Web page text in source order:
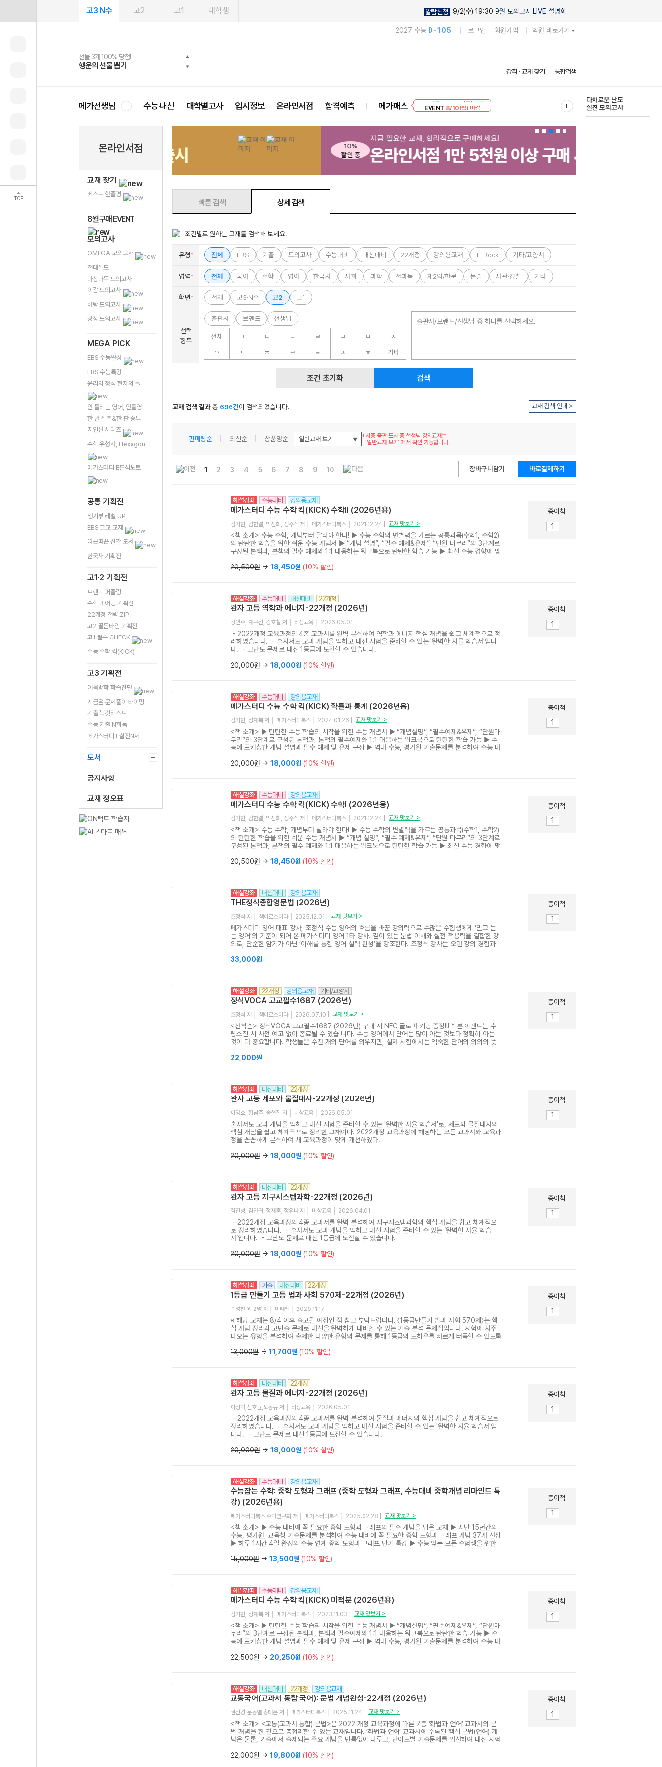
TOP
고3·N수 고2 고1 대학생 알람신청 9/2(수) 19:30 9월 모의고사 LIVE 설명회
2027 수능 D-105 로그인 회원가입 학원 바로가기
메가스터디
선물 3개 100% 당첨!
행운의 선물 뽑기
선물 100% 증정!
메가스터디 X 올리브
여름방학 스터디 캐시백
메가런 썸머스쿨
2027 러셀 단과
강사 공개선발
스마트러닝앱
설문 EVENT
메가패스
3일 무료 체험권
메가패스 수강생 무료혜택!
메가클럽 멤버십
사회공헌 캠페인
희망이룸 메가나눔
강좌 · 교재 찾기 통합검색
메가선생님 수능·내신 대학별고사 입시정보 온라인서점 합격예측 메가패스
EVENT 8/10(월) 마감
다채로운 난도
실전 모의고사
온라인서점
교재 찾기
베스트 한줄평
8월 구매 EVENT
모의고사
OMEGA 모의고사
전대실모
다상다독 모의고사
이감 모의고사
바탕 모의고사
상상 모의고사
MEGA PICK
EBS 수능완성
EBS 수능특강
윤리의 정석 현자의 돌
안 틀리는 영어, 안틀영
한 권 질주&한 판 승부
지인선 시리즈
수학 유형서, Hexagon
메가스터디 E분석노트
공통 기획전
생기부 레벨 UP
EBS 고교 교재
따끈따끈 신간 도서
한국사 기획전
고1·2 기획전
브랜드 퍼즐링
수학 페어링 기획전
22개정 전략.ZIP
고2 골든타임 기획전
고1 필수 CHECK
수능 수학 킥(KICK)
고3 기획전
여름방학 학습진단
지금은 문제풀이 타이밍
기출 북킷리스트
수능 기출 N회독
메가스터디 E실전N제
도서
공지사항
교재 정오표
지금 필요한 교재, 합리적으로 구매하세요!
온라인서점 1만 5천원 이상 구매 시 배송비 0원
빠른 검색 상세 검색
조건별로 원하는 교재를 검색해 보세요.
유형* 전체 EBS 기출 모의고사 수능대비 내신대비 22개정 강의용교재 E-Book 기타/교양서
영역* 전체 국어 수학 영어 한국사 사회 과학 전과목 제2외/한문 논술 사관·경찰 기타
학년* 전체 고3·N수 고2 고1
선택
항목
출판사 브랜드 선생님
전체 ㄱ ㄴ ㄷ ㄹ ㅁ ㅂ
ㅅ
ㅇ
ㅈ ㅊ ㅋ ㅌ ㅍ ㅎ 기타
출판사/브랜드/선생님 중 하나를 선택하세요.
조건 초기화 검색
교재 검색 결과총 696건이 검색되었습니다. 교재 검색 안내 >
판매량순 최신순 상품명순
시중 출판 도서 중 선생님 강의교재는
‘일반교재 보기’ 에서 확인 가능합니다.
보기
보기
1 2 3 4 5 6 7 8 9 10 장바구니담기 바로결제하기
해설강좌 수능대비 강의용교재
메가스터디 수능 수학 킥(KICK) 수학II (2026년용)
김기현, 김한결, 박진희, 정주식 저 │ 메가스터디북스 │ 2021.12.24 | 교재 맛보기 >
<책 소개> 수능 수학, 개념부터 달라야 한다! ▶ 수능 수학의 변별력을 가르는 공통과목(수학1, 수학2)
의 탄탄한 학습을 위한 쉬운 수능 개념서 ▶ “개념 설명”, “필수 예제&유제”, “단원 마무리”의 3단계로
구성된 본책과, 본책의 필수 예제와 1:1 대응하는 워크북으로 탄탄한 학습 가능 ▶ 최신 수능 경향에 맞
(강의 유료) <교재 특장점> ▶ 수능 필수 개념만을 모아 체계적으로 정리, 설명 수능 필수 개념과 개
“4점 준비”로 구분한 필수 예제를 제시했고, “수능 link”, “수능 key”에서 필수 예제가 실제 수능에 어
떻게 출제될 수 있는지와 해당 문제를 해결하기 위한 핵심 개념 또는 원리를 제시했습니다. ▶ 실전
에 더욱 강하게 대비할 수 있는 단원 마무리 필수 예제보다 난도가 조금 높거나 2개 이상의 개념을 사
용하여 해결할 수 있는 어려운 3점 수준의 문제를 수록했습니다. 또한, 마지막 문제로 기출문제를 제시
했습니다. ▶ plus 별책인 WORKBOOK 제공 본책의 필수 예제와 1:1 매칭을 이루는 문제들을 1쪽
(3~4문제)씩 제시하여 수능 필수 예제를 확실하게 마스터할 수 있게 했습니다. <출판사 리뷰> 시중
의 내신 대비용 개념서만으로 수능 공부를 시작하는 것에는 어려움이 있습니다. 또한 수학 영역 공통과
목이 수능의 변별력을 가르는 상황이 지속될 전망이고, 수능에서 중간난도 문항이 늘어남에 따라 기본
개념 학습에 충실해야 해야 고득점을 받을 수 있게 되었습니다. 수능에 포커싱한 개념서 “수능 수학
KICK”의 “개념 설명과 그에 따른 수능 IDEA, 필수 예제 & 유제” 등을 이용하여 수능 공부를 시작해보
20,500원 → 18,450원 (10% 할인)
종이책
해설강좌 수능대비 내신대비 22개정
완자 고등 역학과 에너지-22개정 (2026년)
장인수, 채규선, 강호철 저 │ 비상교육 │ 2026.05.01
- 2022개정 교육과정의 4종 교과서를 완벽 분석하여 역학과 에너지 핵심 개념을 쉽고 체계적으로 정
리하였습니다. - 혼자서도 교과 개념을 익히고 내신 시험을 준비할 수 있는 '완벽한 자율 학습서'입니
다. - 고난도 문제로 내신 1등급에 도전할 수 있습니다.
20,000원 → 18,000원 (10% 할인)
종이책
해설강좌 수능대비 강의용교재
메가스터디 수능 수학 킥(KICK) 확률과 통계 (2026년용)
김기현, 정재복 저 │ 메가스터디북스 │ 2024.01.26 | 교재 맛보기 >
<책 소개> ▶ 탄탄한 수능 학습의 시작을 위한 수능 개념서 ▶ “개념설명”, “필수예제&유제”, “단원마
무리”의 3단계로 구성된 본책과, 본책의 필수예제와 1:1 대응하는 워크북으로 탄탄한 학습 가능 ▶ 수
능에 포커싱한 개념 설명과 필수 예제 및 유제 구성 ▶ 역대 수능, 평가원 기출문제를 분석하여 수능 대
<교재 특장점> ▶ 수능 필수 개념만을 모아 체계적으로 정리, 설명 수능 필수 개념과 개념 이해를 확인
분한 필수 예제를 제시했고, “수능 link”, “수능 key”에서 필수 예제가 실제 수능에 어떻게 출제될 수
있는지와 해당 문제를 해결하기 위한 핵심 개념 또는 원리를 제시했습니다. ▶ 실전에 더욱 강하게 대
비할 수 있는 단원 마무리 필수 예제보다 난도가 조금 높거나 2개 이상의 개념을 사용하여 해결할 수
있는 어려운 3점 수준의 문제를 수록했습니다. 또한, 마지막 문제로 기출문제를 제시했습니다. ▶
plus 별책인 WorkBook 제공 본책의 필수 예제와 1:1 매칭을 이루는 문제들을 1쪽(3~4문제)씩 제시
하여 수능 필수 예제를 확실하게 마스터할 수 있게 했습니다. <출판사 리뷰> 시중의 내신 대비용 개념
서만으로 수능 공부를 시작하는 것에는 어려움이 있습니다. 또한 수능 수학영역에서 중간난도 문항이
늘어남에 따라 기본 개념 학습에 충실해야 해야 고득점을 받을 수 있게 되었습니다. 수능에 포커싱한
개념서 “수능 수학 KICK”의 “개념 설명과 그에 따른 수능 IDEA, 필수 예제 & 유제” 등을 이용하여 수
능 공부를 시작해보세요! <품목정보> KC인증 공급자적합성
20,000원 → 18,000원 (10% 할인)
종이책
해설강좌 수능대비 강의용교재
메가스터디 수능 수학 킥(KICK) 수학I (2026년용)
김기현, 김한결, 박진희, 정주식 저 │ 메가스터디북스 │ 2021.12.24 | 교재 맛보기 >
<책 소개> 수능 수학, 개념부터 달라야 한다! ▶ 수능 수학의 변별력을 가르는 공통과목(수학1, 수학2)
의 탄탄한 학습을 위한 쉬운 수능 개념서 ▶ “개념 설명”, “필수 예제&유제”, “단원 마무리”의 3단계로
구성된 본책과, 본책의 필수 예제와 1:1 대응하는 워크북으로 탄탄한 학습 가능 ▶ 최신 수능 경향에 맞
(강의 유료) <교재 특장점> ▶ 수능 필수 개념만을 모아 체계적으로 정리, 설명 수능 필수 개념과 개
“4점 준비”로 구분한 필수 예제를 제시했고, “수능 link”, “수능 key”에서 필수 예제가 실제 수능에 어
떻게 출제될 수 있는지와 해당 문제를 해결하기 위한 핵심 개념 또는 원리를 제시했습니다. ▶ 실전에
더욱 강하게 대비할 수 있는 단원 마무리 필수 예제보다 난도가 조금 높거나 2개 이상의 개념을 사용하
여 해결할 수 있는 어려운 3점 수준의 문제를 수록했습니다. 또한, 마지막 문제로 기출문제를 제시했습
니다. ▶ plus 별책인 WORKBOOK 제공 본책의 필수 예제와 1:1 매칭을 이루는 문제들을 1쪽(3~4
문제)씩 제시하여 수능 필수 예제를 확실하게 마스터할 수 있게 했습니다. <출판사 리뷰> 시중의 내
신 대비용 개념서만으로 수능 공부를 시작하는 것에는 어려움이 있습니다. 또한 수학 영역 공통과목이
수능의 변별력을 가르는 상황이 지속될 전망이고, 수능에서 중간난도 문항이 늘어남에 따라 기본 개념
학습에 충실해야 해야 고득점을 받을 수 있게 되었습니다. 수능에 포커싱한 개념서 “수능 수학
KICK”의 “개념 설명과 그에 따른 수능 IDEA, 필수 예제 & 유제” 등을 이용하여 수능 공부를 시작해보
20,500원 → 18,450원 (10% 할인)
종이책
해설강좌 내신대비 강의용교재
THE정식종합영문법 (2026년)
조정식 저 │ 책이로소이다 │ 2025.12.01 | 교재 맛보기 >
메가스터디 영어 대표 강사, 조정식 수능 영어의 흐름을 바꾼 강의력으로 수많은 수험생에게 ‘믿고 듣
는 영어’의 기준이 되어 온 메가스터디 영어 1타 강사. 깊이 있는 문법 이해와 실전 적용력을 결합한 강
의로, 단순한 암기가 아닌 ‘이해를 통한 영어 실력 완성’을 강조한다. 조정식 강사는 오랜 강의 경험과
그 결과 탄생한 < THE정식종합영문법>은 영어 문법의 핵심을 체계적으로 정리하고, 개념·적용·해설
력을 만들어 주는 데 목표를 둡니다. 상권은 문법 개념과 문장 구조 이해에 초점을 맞추어 문장의 문법
적 틀을 잡을 수 있도록 돕습니다. 하권은 이를 바탕으로 복잡한 문장을 분석하고 글을 유기적으로 읽
는 방법까지 확장하여 제시합니다. 두 권을 통해 독자는 문법과 독해를 유기적으로 연결하며, 영문법을
내재함과 동시에 문장을 보는 시각까지 확장하여 완성할 수 있습니다. ▶ 기초를 탄탄히 다지고자 하는
학습자, ▶ 정확한 문장 이해 능력을 원하는 학습자, ▶ 수능·내신·공인 영어 등 다양한 목표를 가진 학
습자 모두에게 지향점과 길을 제시해 줄 것입니다. < THE정식종합영문법> 책이 안내하는 대로 차분
히 따라가다 보면, 독자는 어느새 영어의 구조, 활용 법칙, 실제 적용과 문제 풀이 훈련을 거쳐, 실력 향
상이라는 목적지에 도달해 있을 것입니다.
33,000원
종이책
해설강좌 22개정 강의용교재 기타/교양서
정식VOCA 고교필수1687 (2026년)
조정식 저 │ 책이로소이다 │ 2026.07.10 | 교재 맛보기 >
<선착순> 정식VOCA 고교필수1687 (2026년) 구매 시 NFC 클로버 키링 증정!!! * 본 이벤트는 수
량소진 시 사전 예고 없이 종료될 수 있습 니다. 수능 영어에서 단어는 많이 아는 것보다 정확히 아는
것이 더 중요합니다. 학생들은 수천 개의 단어를 외우지만, 실제 시험에서는 익숙한 단어의 의외의 뜻
니다. 정식보카 고교필수 1687은 이러한 실수를 줄이기 위해 기획된 고등 필수 영단어 학습서입니
필수 단어를 정리했습니다. 또한 ‘Whole in One’ 통합 예문 시스템을 통해 새롭게 학습한 단어 3~5
개를 하나의 문장 안에서 다시 확인하며 실제 독해 감각까지 함께 기를 수 있도록 구성했습니다. 정식
보카 고교필수1687은, 고교 영어 학습의 시작이 되어줄 가장 현실적인 단어장입니다.
22,000원
종이책
해설강좌 내신대비 22개정
완자 고등 세포와 물질대사-22개정 (2026년)
이영호, 황남주, 송현진 저 │ 비상교육 │ 2026.05.01
혼자서도 교과 개념을 익히고 내신 시험을 준비할 수 있는 '완벽한 자율 학습서'로, 세포와 물질대사의
핵심 개념을 쉽고 체계적으로 정리한 교재이다. 2022개정 교육과정에 해당하는 모든 교과서와 교육과
정을 꼼꼼하게 분석하여 새 교육과정에 맞게 개선하였다.
20,000원 → 18,000원 (10% 할인)
종이책
해설강좌 내신대비 22개정
완자 고등 지구시스템과학-22개정 (2026년)
김진성, 김연귀, 정재훈, 정유나 저 │ 비상교육 │ 2026.04.01
- 2022개정 교육과정의 4종 교과서를 완벽 분석하여 지구시스템과학의 핵심 개념을 쉽고 체계적으
로 정리하였습니다. - 혼자서도 교과 개념을 익히고 내신 시험을 준비할 수 있는 ‘완벽한 자율 학습
서’입니다. - 고난도 문제로 내신 1등급에 도전할 수 있습니다.
20,000원 → 18,000원 (10% 할인)
종이책
해설강좌 기출 내신대비 22개정
1등급 만들기 고등 법과 사회 570제-22개정 (2026년)
손영찬 외 2명 저 │ 미래엔 │ 2025.11.17
※ 해당 교재는 8/4 이후 출고될 예정인 점 참고 부탁드립니다. 〈1등급만들기 법과 사회 570제〉는 핵
심 개념 정리와 고빈출 문제로 내신을 완벽하게 대비할 수 있는 기출 분석 문제집입니다. 시험에 자주
나오는 유형을 분석하여 출제한 다양한 유형의 문제를 통해 1등급의 노하우를 빠르게 터득할 수 있도록
13,000원 → 11,700원 (10% 할인)
종이책
해설강좌 내신대비 22개정
완자 고등 물질과 에너지-22개정 (2026년)
이성학,전호균,노동규 저 │ 비상교육 │ 2026.05.01
- 2022개정 교육과정의 4종 교과서를 완벽 분석하여 물질과 에너지의 핵심 개념을 쉽고 체계적으로
정리하였습니다. - 혼자서도 교과 개념을 익히고 내신 시험을 준비할 수 있는 '완벽한 자율 학습서'입
니다. - 고난도 문제로 내신 1등급에 도전할 수 있습니다.
20,000원 → 18,000원 (10% 할인)
종이책
해설강좌 수능대비 강의용교재
수능잡는 수학: 중학 도형과 그래프 (중학 도형과 그래프, 수능대비 중학개념 리마인드 특
강) (2026년용)
메가스터디북스 수학연구회 저 │ 메가스터디북스 │ 2025.02.28 | 교재 맛보기 >
<책 소개> ▶ 수능 대비에 꼭 필요한 중학 도형과 그래프의 필수 개념을 담은 교재 ▶ 지난 15년간의
수능, 평가원, 교육청 기출문제를 분석하여 수능 대비에 꼭 필요한 중학 도형과 그래프 개념 37개 선정
▶ 하루 1시간 4일 완성의 수능 연계 중학 도형과 그래프 단기 특강 ▶ 수능 앞둔 모든 수험생을 위한
등급의 수험생은 킬러문항과 연계율이 높은 중학 도형과 그래프를 빠르게 리마인드하며 1등급으로)
간은 부족합니다. 따라서 수능 대비에 꼭 필요한 중학 도형과 그래프의 개념만을 선별하여 빠르고 쉽
게 리마인드할 수 있도록 책을 만들었습니다. <수능잡는 수학(도형과 그래프)>를 이용하여 본격적인
수능 대비에 앞서 한 챕터당 한 시간, 딱 4일만 투자하여 수능 기초 다지기를 끝낼 수 있습니다. <수능
잡는 수학(도형과 그래프)>는 수능 대비에 꼭 필요한 중학 도형과 그래프의 내용을 4개 챕터로 구성했
고, 각 챕터당 “개념정리 -> 확인문제 -> 연습문제 -> 수능 기출 확인하기”를 구성하여 잊었던 내용들
을 효과적으로 완벽하게 학습할 수 있습니다. <품목정보> KC인증 공급자적합성
15,000원 → 13,500원 (10% 할인)
종이책
해설강좌 수능대비 강의용교재
메가스터디 수능 수학 킥(KICK) 미적분 (2026년용)
김기현, 정재복 저 │ 메가스터디북스 │ 2023.11.03 | 교재 맛보기 >
<책 소개> ▶ 탄탄한 수능 학습의 시작을 위한 수능 개념서 ▶ “개념설명”, “필수예제&유제”, “단원마
무리”의 3단계로 구성된 본책과, 본책의 필수예제와 1:1 대응하는 워크북으로 탄탄한 학습 가능 ▶ 수
능에 포커싱한 개념 설명과 필수 예제 및 유제 구성 ▶ 역대 수능, 평가원 기출문제를 분석하여 수능 대
<교재 특장점> ▶ 수능 필수 개념만을 모아 체계적으로 정리, 설명 수능 필수 개념과 개념 이해를 확인
분한 필수 예제를 제시했고, “수능 link”, “수능 key”에서 필수 예제가 실제 수능에 어떻게 출제될 수
있는지와 해당 문제를 해결하기 위한 핵심 개념 또는 원리를 제시했습니다. ▶ 실전에 더욱 강하게 대
비할 수 있는 단원 마무리 필수 예제보다 난도가 조금 높거나 2개 이상의 개념을 사용하여 해결할 수
있는 어려운 3점 수준의 문제를 수록했습니다. 또한, 마지막 문제로 기출문제를 제시했습니다. ▶
plus 별책인 WorkBook 제공 본책의 필수 예제와 1:1 매칭을 이루는 문제들을 1쪽(3~4문제)씩 제시
하여 수능 필수 예제를 확실하게 마스터할 수 있게 했습니다. <출판사 리뷰> 시중의 내신 대비용 개념
서만으로 수능 공부를 시작하는 것에는 어려움이 있습니다. 또한 수능 수학영역에서 중간난도 문항이
늘어남에 따라 기본 개념 학습에 충실해야 해야 고득점을 받을 수 있게 되었습니다. 수능에 포커싱한
개념서 “수능 수학 KICK”의 “개념 설명과 그에 따른 수능 IDEA, 필수 예제 & 유제” 등을 이용하여 수
능 공부를 시작해보세요! <품목정보> KC인증 공급자적합성
22,500원 → 20,250원 (10% 할인)
종이책
해설강좌 내신대비 22개정 강의용교재
교통국어(교과서 통합 국어): 문법 개념완성-22개정 (2026년)
권선경 문동열 송태은 저 │ 메가스터디북스 │ 2025.11.24 | 교재 맛보기 >
<책 소개> <교통(교과서 통합) 문법>은 2022 개정 교육과정에 따른 7종 ‘화법과 언어’ 교과서의 문
법 개념을 한 권으로 총정리할 수 있는 교재입니다. ‘화법과 언어’ 교과서에 수록된 핵심 문법(언어) 개
념은 물론, 기출에서 출제되는 주요 개념을 빈틈없이 다루고, 난이도별 기출문제를 엄선하여 내신 시험
문법을 학습할 수 있도록 하였습니다. 먼저 [개념편]의 ‘개념 탐구’에서 문법 개념을 습득하고, ‘개념 확
22,000원 → 19,800원 (10% 할인)
종이책